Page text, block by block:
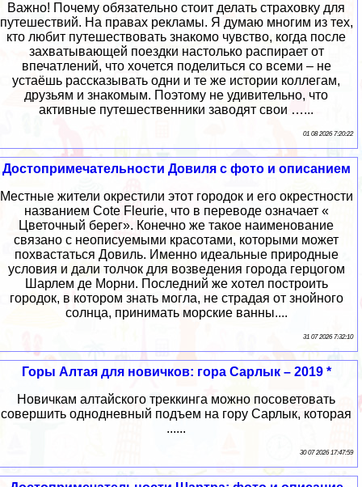
Важно! Почему обязательно стоит делать страховку для
путешествий. На правах рекламы. Я думаю многим из тех,
кто любит путешествовать знакомо чувство, когда после
захватывающей поездки настолько распирает от
впечатлений, что хочется поделиться со всеми – не
устаёшь рассказывать одни и те же истории коллегам,
друзьям и знакомым. Поэтому не удивительно, что
активные путешественники заводят свои …...
01 08 2026 7:20:22
Достопримечательности Довиля с фото и описанием
Местные жители окрестили этот городок и его окрестности
названием Cote Fleurie, что в переводе означает «
Цветочный берег». Конечно же такое наименование
связано с неописуемыми красотами, которыми может
похвастаться Довиль. Именно идеальные природные
условия и дали толчок для возведения города герцогом
Шарлем де Морни. Последний же хотел построить
городок, в котором знать могла, не страдая от знойного
солнца, принимать морские ванны....
31 07 2026 7:32:10
Горы Алтая для новичков: гора Сарлык – 2019 *
Новичкам алтайского треккинга можно посоветовать
совершить однодневный подъем на гору Сарлык, которая
......
30 07 2026 17:47:59